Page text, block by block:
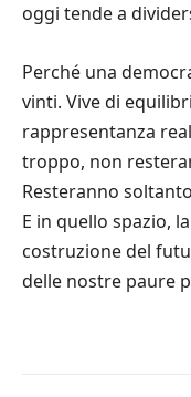
oggi tende a
Perché una
vinti. Vive di
rappresentanza
troppo, non
Resteranno
E in quello spazio,
costruzione del
delle nostre paure